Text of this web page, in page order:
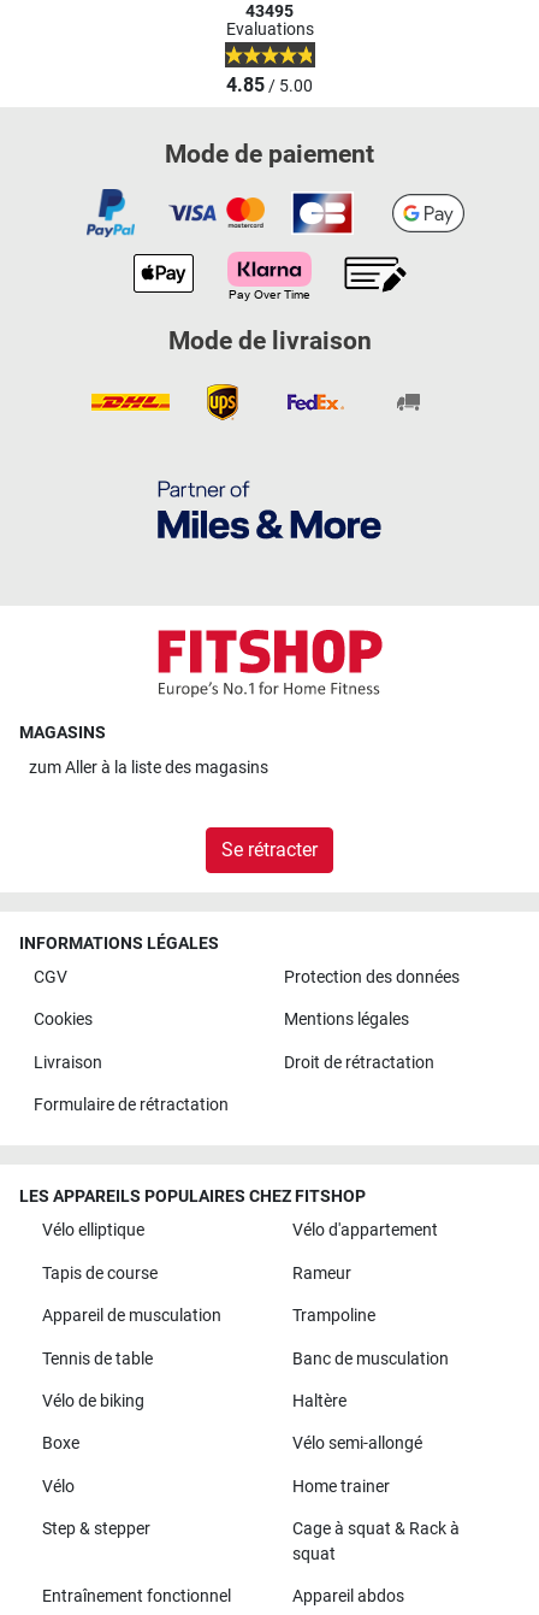
43495
Evaluations
4.85/ 5.00
Mode de paiement
Mode de livraison
MAGASINS
zumAller à la liste des magasins
Se rétracter
INFORMATIONS LÉGALES
CGV
Protection des données
Cookies Mentions légales
Livraison Droit de rétractation
Formulaire de rétractation
LES APPAREILS POPULAIRES CHEZ FITSHOP
Vélo elliptique
Vélo d'appartement
Tapis de course Rameur
Appareil de musculation Trampoline
Tennis de table Banc de musculation
Vélo de biking Haltère
Boxe Vélo semi-allongé
Vélo Home trainer
Step & stepper
Cage à squat & Rack à
squat
Entraînement fonctionnel Appareil abdos